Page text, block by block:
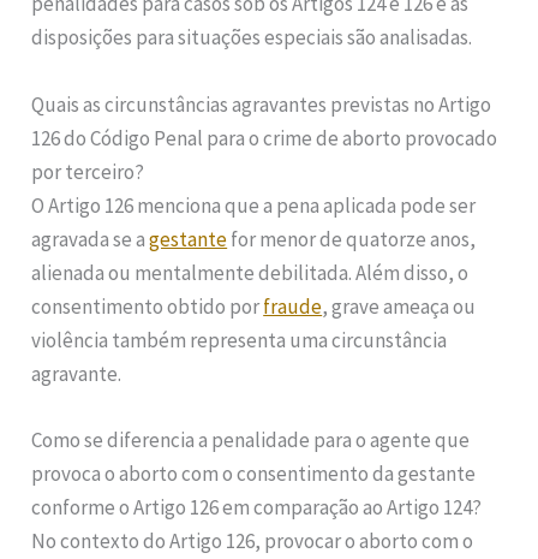
disposições para situações especiais são analisadas.
Quais as circunstâncias agravantes previstas no Artigo
126 do Código Penal para o crime de aborto provocado
por terceiro?
O Artigo 126 menciona que a pena aplicada pode ser
agravada se agestantefor menor de quatorze anos,
alienada ou mentalmente debilitada. Além disso, o
consentimento obtido porfraude, grave ameaça ou
violência também representa uma circunstância
agravante.
Como se diferencia a penalidade para o agente que
provoca o aborto com o consentimento da gestante
conforme o Artigo 126 em comparação ao Artigo 124?
No contexto do Artigo 126, provocar o aborto com o